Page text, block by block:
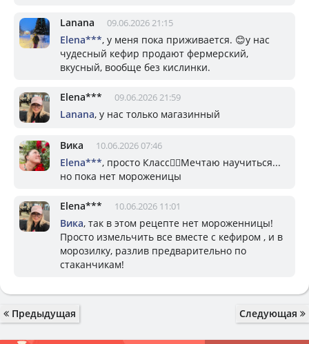
Lanana 09.06.2026 21:15
Elena***, у меня пока приживается. 😊у нас
чудесный кефир продают фермерский,
вкусный, вообще без кислинки.
Elena*** 09.06.2026 21:59
Lanana, у нас только магазинный
Вика 10.06.2026 07:46
Elena***, просто Класс👍🏼Мечтаю научиться...
но пока нет мороженицы
Elena*** 10.06.2026 11:01
Вика, так в этом рецепте нет мороженницы!
Просто измельчить все вместе с кефиром , и в
морозилку, разлив предварительно по
стаканчикам!
Предыдущая Следующая